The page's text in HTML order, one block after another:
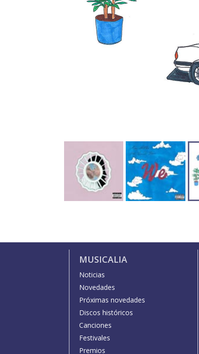
MUSICALIA
Noticias
Novedades
Próximas novedades
Discos históricos
Canciones
Festivales
Premios